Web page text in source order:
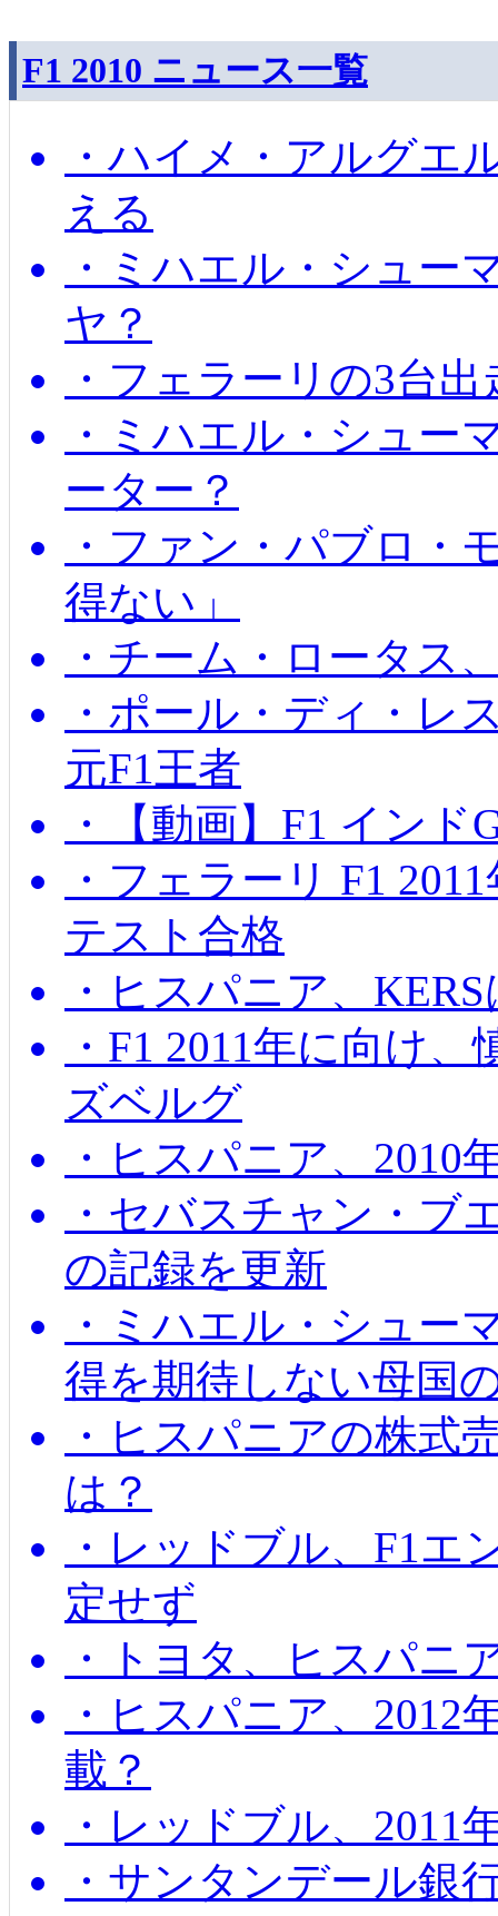
F1 2010 ニュース一覧
・ハイメ・アルグエ
える
・ミハエル・シュー
ヤ？
・フェラーリの3台
・ミハエル・シュー
ーター？
・ファン・パブロ・
得ない」
・チーム・ロータス
・ポール・ディ・レ
元F1王者
・【動画】F1 イン
・フェラーリ F1
テスト合格
・ヒスパニア、
・F1 2011年に向け
ズベルグ
・ヒスパニア、2010
・セバスチャン・ブ
の記録を更新
・ミハエル・シュー
得を期待しない母国
・ヒスパニアの株式
は？
・レッドブル、F1エ
定せず
・トヨタ、ヒスパニ
・ヒスパニア、2012
載？
・レッドブル、2011
・サンタンデール銀